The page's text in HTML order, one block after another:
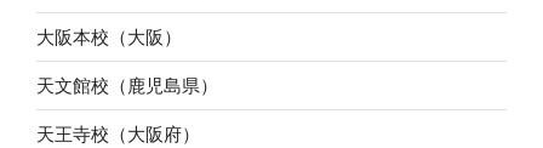
大阪本校（大阪）
天文館校（鹿児島県）
天王寺校（大阪府）